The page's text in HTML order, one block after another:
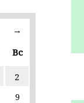
→
Вс
2
9